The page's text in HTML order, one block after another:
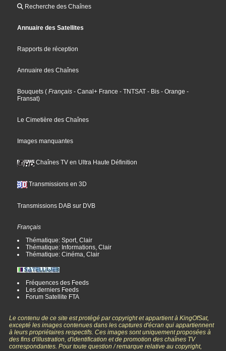
Recherche des Chaînes
Annuaire des Satellites
Rapports de réception
Annuaire des Chaînes
Bouquets ( Français - Canal+ France - TNTSAT - Bis - Orange -
Fransat)
Le Cimetière des Chaînes
Images manquantes
Chaînes TV en Ultra Haute Définition
Transmissions en 3D
Transmissions DAB sur DVB
Français
Thématique: Sport, Clair
Thématique: Informations, Clair
Thématique: Cinéma, Clair
Fréquences des Feeds
Les derniers Feeds
Forum Satellite FTA
Le contenu de ce site est protégé par copyright et appartient à KingOfSat,
excepté les images contenues dans les captures d'écran qui appartiennent
à leurs propriétaires respectifs. Ces images sont uniquement proposées à
des fins d'illustration, d'identification et de promotion des chaînes TV
correspondantes. Pour toute question / remarque relative au copyright,